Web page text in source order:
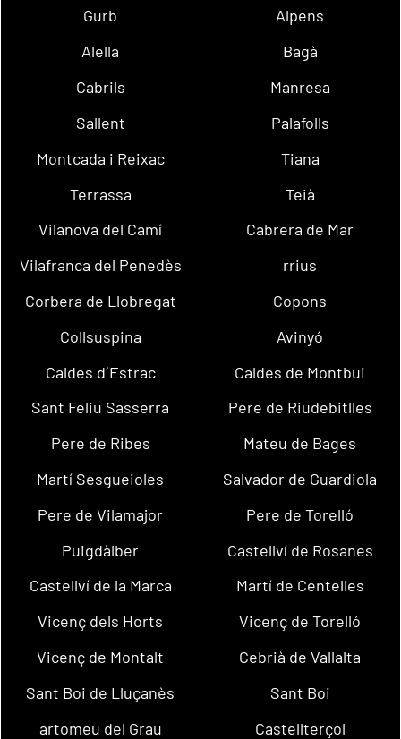
Gurb
Alpens
Alella
Bagà
Cabrils
Manresa
Sallent
Palafolls
Montcada i Reixac
Tiana
Terrassa
Teià
Vilanova del Camí
Cabrera de Mar
Vilafranca del Penedès
rrius
Corbera de Llobregat
Copons
Collsuspina
Avinyó
Caldes d´Estrac
Caldes de Montbui
Sant Feliu Sasserra
Pere de Riudebitlles
Pere de Ribes
Mateu de Bages
Martí Sesgueioles
Salvador de Guardiola
Pere de Vilamajor
Pere de Torelló
Puigdàlber
Castellví de Rosanes
Castellví de la Marca
Martí de Centelles
Vicenç dels Horts
Vicenç de Torelló
Vicenç de Montalt
Cebrià de Vallalta
Sant Boi de Lluçanès
Sant Boi
artomeu del Grau
Castellterçol